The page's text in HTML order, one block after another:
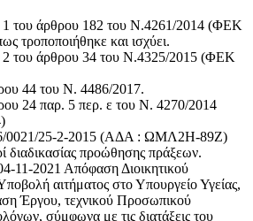
1 του άρθρου 182 του Ν.4261/2014 (ΦΕΚ
τροποποιήθηκε και ισχύει.
2 του άρθρου 34 του Ν.4325/2015 (ΦΕΚ
44 του Ν. 4486/2017.
24 παρ. 5 περ. ε του Ν. 4270/2014
0021/25-2-2015 (ΑΔΑ : ΩΜΛ2Η-89Ζ)
διαδικασίας προώθησης πράξεων.
11-2021 Απόφαση Διοικητικού
αιτήματος στο Υπουργείο Υγείας,
Έργου, τεχνικού Προσωπικού
σύμφωνα με τις διατάξεις του